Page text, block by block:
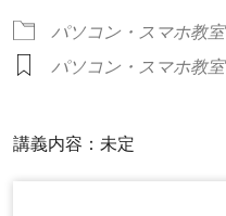
パソコン・スマホ教室
パソコン・スマホ教室
講義内容：未定